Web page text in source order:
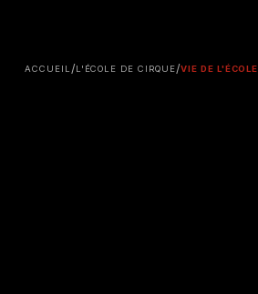
ACCUEIL /L'ÉCOLE DE CIRQUE/VIE DE L'ÉCOLE